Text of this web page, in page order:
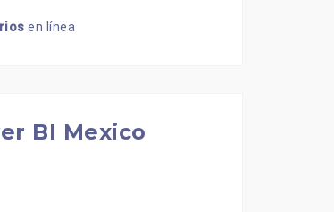
en línea
BI Mexico